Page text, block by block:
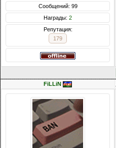
Сообщений: 99
Награды: 2
Репутация:
179
FiLLiN